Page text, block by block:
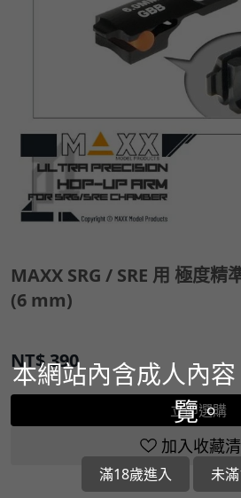
MAXX SRG / SRE 用 極度精
(6 mm)
NT$390
立即選購
加入收藏
本網站內含成人內
覽。
滿18歲進入 未